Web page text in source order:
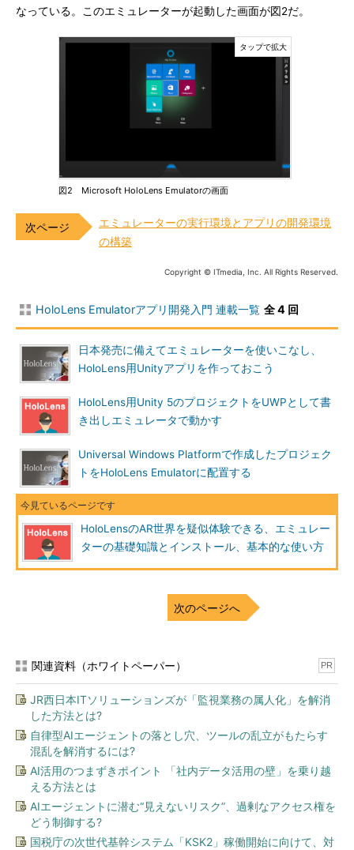
なっている。このエミュレーターが起動した画面が図2だ。
図2 Microsoft HoloLens Emulatorの画面
エミュレーターの実行環境とアプリの開発環境
の構築
Copyright © ITmedia, Inc. All Rights Reserved.
HoloLens Emulatorアプリ開発入門 連載一覧 全 4 回
日本発売に備えてエミュレーターを使いこなし、
HoloLens用Unityアプリを作っておこう
HoloLens用Unity 5のプロジェクトをUWPとして書
き出しエミュレータで動かす
Universal Windows Platformで作成したプロジェク
トをHoloLens Emulatorに配置する
HoloLensのAR世界を疑似体験できる、エミュレー
ターの基礎知識とインストール、基本的な使い方
次のページへ
関連資料（ホワイトペーパー） PR
JR西日本ITソリューションズが「監視業務の属人化」を解消
した方法とは?
自律型AIエージェントの落とし穴、ツールの乱立がもたらす
混乱を解消するには?
AI活用のつまずきポイント 「社内データ活用の壁」を乗り越
える方法とは
AIエージェントに潜む“見えないリスク”、過剰なアクセス権を
どう制御する?
国税庁の次世代基幹システム「KSK2」稼働開始に向けて、対